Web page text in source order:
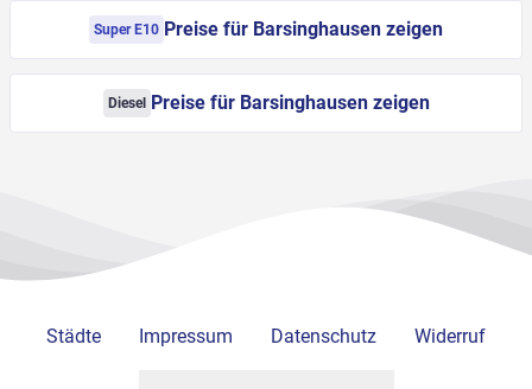
Super E10 Preise für Barsinghausen zeigen
Diesel Preise für Barsinghausen zeigen
Städte Impressum Datenschutz Widerruf